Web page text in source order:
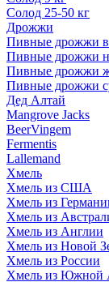
Солод 25-50 кг
Дрожжи
Пивные дрожжи
Пивные дрожжи
Пивные дрожжи
Пивные дрожжи
Дед Алтай
Mangrove Jacks
BeerVingem
Fermentis
Lallemand
Хмель
Хмель из США
Хмель из
Хмель из
Хмель из Англии
Хмель из Новой
Хмель из России
Хмель из Южной